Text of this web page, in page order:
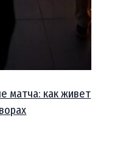
матча: как живет